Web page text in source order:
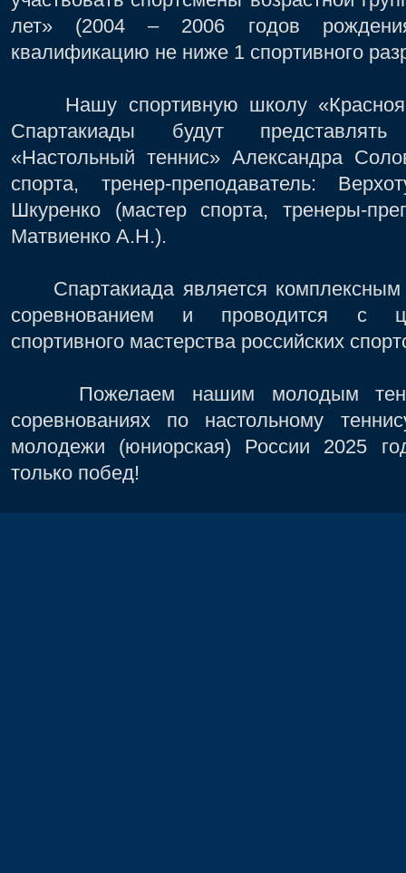
лет» (2004 – 2006 годов
квалификацию не ниже 1 спортивного
Нашу спортивную школу
Спартакиады будут представлять
«Настольный теннис» Александра
спорта, тренер-преподаватель:
Шкуренко (мастер спорта, тренеры-
Матвиенко А.Н.).
Спартакиада является комплексным
соревнованием и проводится с
спортивного мастерства российских
Пожелаем нашим молодым
соревнованиях по настольному
молодежи (юниорская) России 2025
только побед!